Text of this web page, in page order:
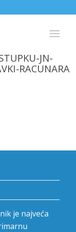
JN-
RACUNARA
je najveća